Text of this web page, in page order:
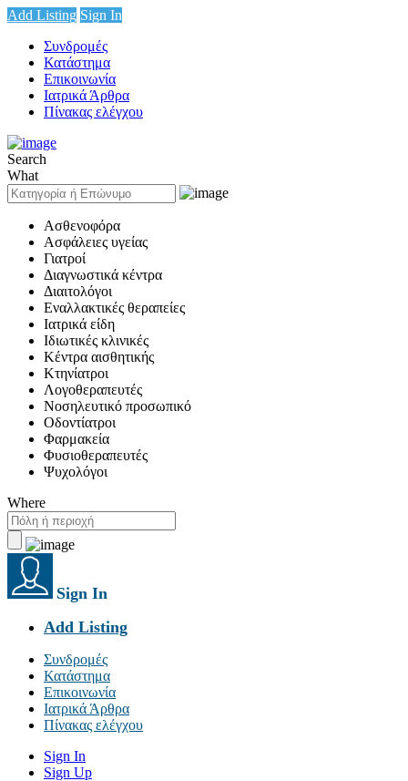
Add Listing Sign In
Συνδρομές
Κατάστημα
Επικοινωνία
Ιατρικά Άρθρα
Πίνακας ελέγχου
Search
What
Ασθενοφόρα
Ασφάλειες υγείας
Γιατροί
Διαγνωστικά κέντρα
Διαιτολόγοι
Εναλλακτικές θεραπείες
Ιατρικά είδη
Ιδιωτικές κλινικές
Κέντρα αισθητικής
Κτηνίατροι
Λογοθεραπευτές
Νοσηλευτικό προσωπικό
Οδοντίατροι
Φαρμακεία
Φυσιοθεραπευτές
Ψυχολόγοι
Where
Sign In
Add Listing
Συνδρομές
Κατάστημα
Επικοινωνία
Ιατρικά Άρθρα
Πίνακας ελέγχου
Sign In
Sign Up